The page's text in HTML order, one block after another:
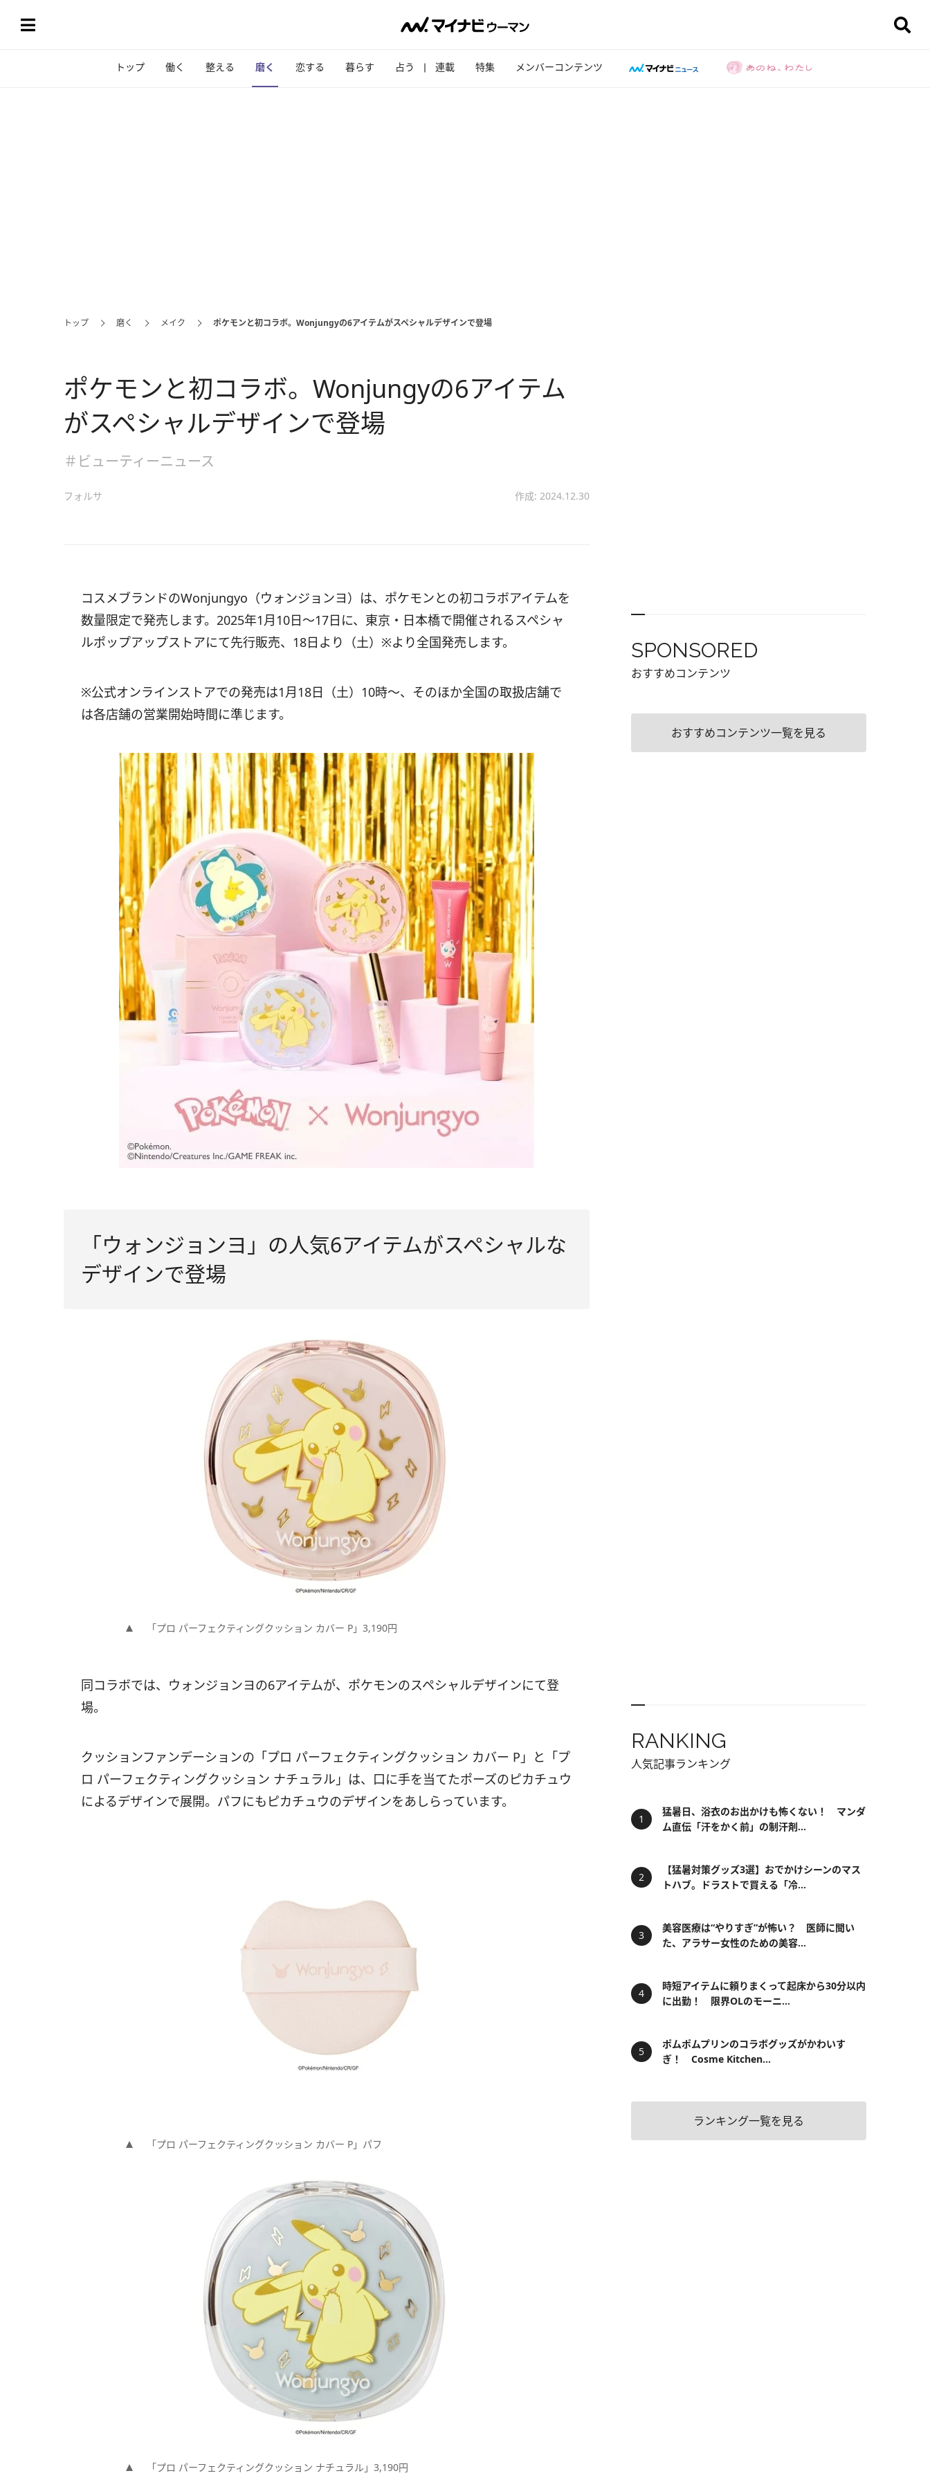
トップ 働く 整える 磨く 恋する 暮らす 占う 連載 特集 メンバーコンテンツ
トップ 磨く メイク ポケモンと初コラボ。Wonjungyの6アイテムがスペシャルデザインで登場
ポケモンと初コラボ。Wonjungyの6アイテム
がスペシャルデザインで登場
＃ビューティーニュース
フォルサ 作成: 2024.12.30
コスメブランドのWonjungyo（ウォンジョンヨ）は、ポケモンとの初コラボアイテムを
数量限定で発売します。2025年1月10日～17日に、東京・日本橋で開催されるスペシャ
ルポップアップストアにて先行販売、18日より（土）※より全国発売します。
※公式オンラインストアでの発売は1月18日（土）10時〜、そのほか全国の取扱店舗で
は各店舗の営業開始時間に準じます。
「ウォンジョンヨ」の人気6アイテムがスペシャルな
デザインで登場
「プロ パーフェクティングクッション カバー P」3,190円
同コラボでは、ウォンジョンヨの6アイテムが、ポケモンのスペシャルデザインにて登
場。
クッションファンデーションの「プロ パーフェクティングクッション カバー P」と「プ
ロ パーフェクティングクッション ナチュラル」は、口に手を当てたポーズのピカチュウ
によるデザインで展開。パフにもピカチュウのデザインをあしらっています。
「プロ パーフェクティングクッション カバー P」パフ
「プロ パーフェクティングクッション ナチュラル」3,190円
SPONSORED
おすすめコンテンツ
おすすめコンテンツ一覧を見る
RANKING
人気記事ランキング
猛暑日、浴衣のお出かけも怖くない！ マンダ
ム直伝「汗をかく前」の制汗剤...
【猛暑対策グッズ3選】おでかけシーンのマス
トハブ。ドラストで買える「冷...
美容医療は“やりすぎ”が怖い？ 医師に聞い
た、アラサー女性のための美容...
時短アイテムに頼りまくって起床から30分以内
に出勤！ 限界OLのモーニ...
ポムポムプリンのコラボグッズがかわいす
ぎ！ Cosme Kitchen...
ランキング一覧を見る